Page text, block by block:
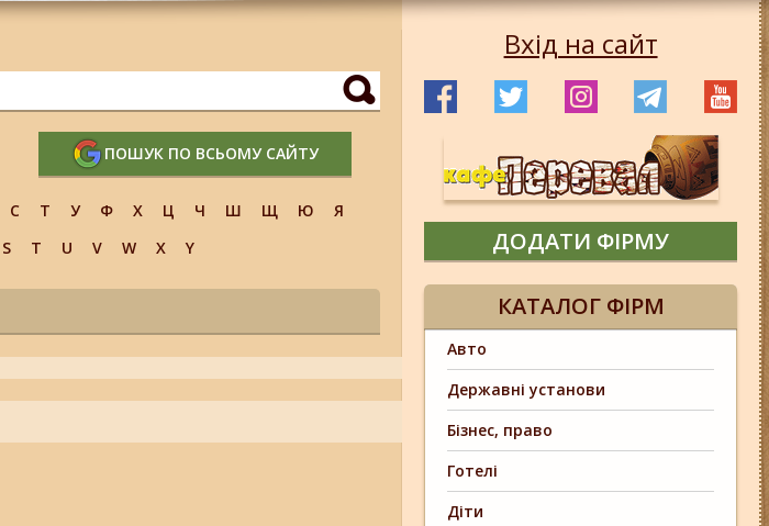
ПОШУК ПО ВСЬОМУ САЙТУ
С Т У Ф Х Ц Ч Ш Щ Ю
Я
S T U V W X Y
Вхід на сайт
ДОДАТИ ФІРМУ
КАТАЛОГ ФІРМ
Авто
Державні установи
Бізнес, право
Готелі
Діти